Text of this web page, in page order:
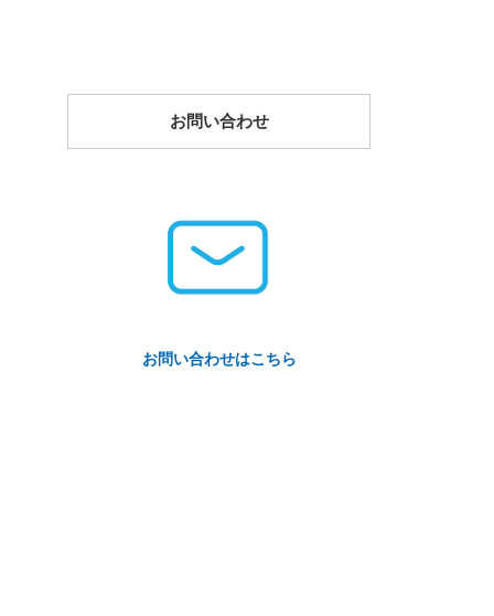
お問い合わせ
お問い合わせはこちら